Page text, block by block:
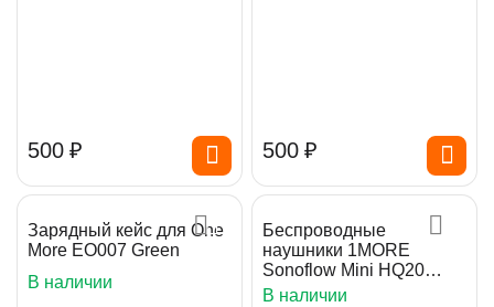
‍500‍ ₽ ‍500‍ ₽
Зарядный кейс для One
More EO007 Green
В наличии
Беспроводные
наушники 1MORE
Sonoflow Mini HQ20
Black
В наличии